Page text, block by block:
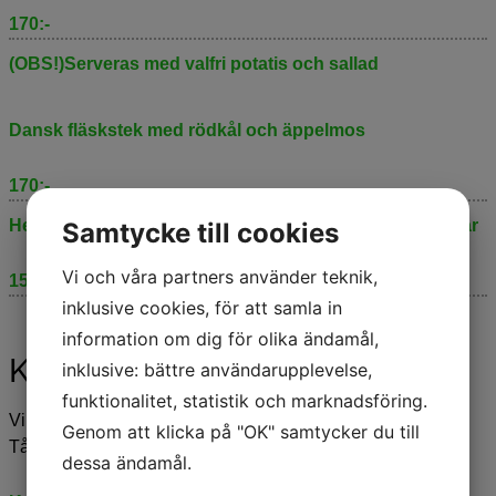
170:-
(OBS!)Serveras med valfri potatis och sallad
Dansk fläskstek med rödkål och äppelmos
170:-
Helstekt fläskytterfilé med karmelliseradlök och cheddar
150:-
Kalla rätter
Vi fixar även dina:
Tårtor, Smörgåsar, Landgångar, Smörgåstårtor
Samtycke till cookies
Vi och våra partners använder teknik,
inklusive cookies, för att samla in
information om dig för olika ändamål,
inklusive: bättre användarupplevelse,
funktionalitet, statistik och marknadsföring.
Genom att klicka på "OK" samtycker du till
dessa ändamål.